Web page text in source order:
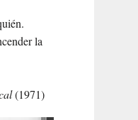
la
(1971)